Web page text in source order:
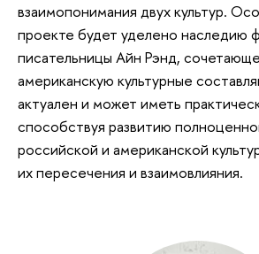
взаимопонимания двух культур.
проекте будет уделено наследию
писательницы Айн Рэнд,
американскую культурные
актуален и может иметь
способствуя развитию
российской и американской
их пересечения и взаимовлияния.